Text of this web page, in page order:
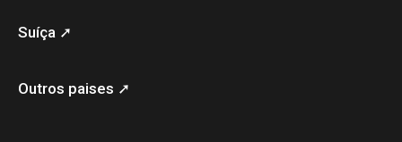
Suíça ➚
Outros paises ➚